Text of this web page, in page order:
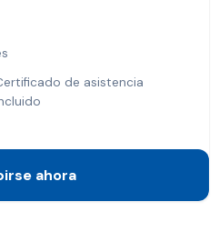
de asistencia
ahora